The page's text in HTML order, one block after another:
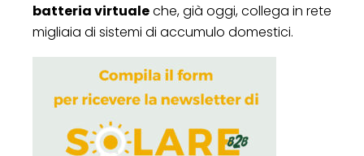
batteria virtualeche, già oggi, collega in rete
migliaia di sistemi di accumulo domestici.